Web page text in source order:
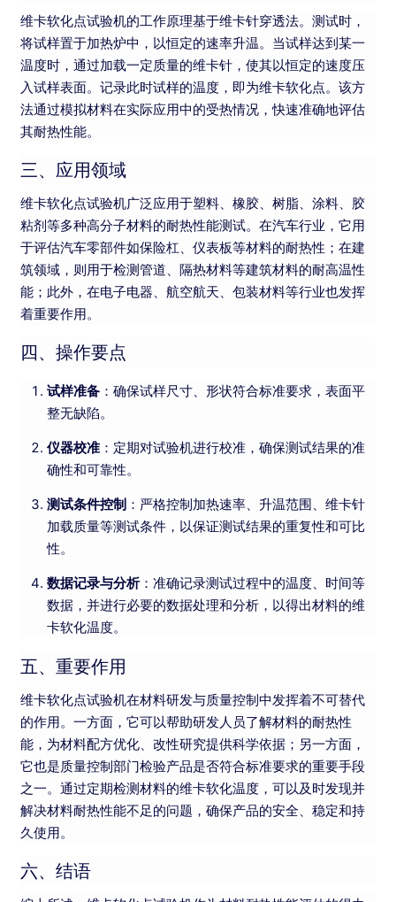
维卡软化点试验机的工作原理基于维卡针穿透法。测试时，
将试样置于加热炉中，以恒定的速率升温。当试样达到某一
温度时，通过加载一定质量的维卡针，使其以恒定的速度压
入试样表面。记录此时试样的温度，即为维卡软化点。该方
法通过模拟材料在实际应用中的受热情况，快速准确地评估
其耐热性能。
三、应用领域
维卡软化点试验机广泛应用于塑料、橡胶、树脂、涂料、胶
粘剂等多种高分子材料的耐热性能测试。在汽车行业，它用
于评估汽车零部件如保险杠、仪表板等材料的耐热性；在建
筑领域，则用于检测管道、隔热材料等建筑材料的耐高温性
能；此外，在电子电器、航空航天、包装材料等行业也发挥
着重要作用。
四、操作要点
试样准备 ：确保试样尺寸、形状符合标准要求，表面平
整无缺陷。
仪器校准 ：定期对试验机进行校准，确保测试结果的准
确性和可靠性。
测试条件控制 ：严格控制加热速率、升温范围、维卡针
加载质量等测试条件，以保证测试结果的重复性和可比
性。
数据记录与分析：准确记录测试过程中的温度、时间等
数据，并进行必要的数据处理和分析，以得出材料的维
卡软化温度。
五、重要作用
维卡软化点试验机在材料研发与质量控制中发挥着不可替代
的作用。一方面，它可以帮助研发人员了解材料的耐热性
能，为材料配方优化、改性研究提供科学依据；另一方面，
它也是质量控制部门检验产品是否符合标准要求的重要手段
之一。通过定期检测材料的维卡软化温度，可以及时发现并
解决材料耐热性能不足的问题，确保产品的安全、稳定和持
久使用。
六、结语